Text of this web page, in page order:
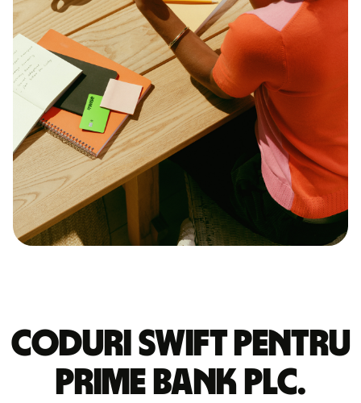
Coduri Swift pentru
PRIME BANK PLC.